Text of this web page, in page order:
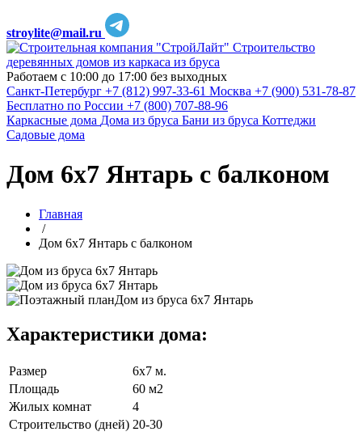
stroylite@mail.ru
Строительство
деревянных домов из каркаса из бруса
Работаем с 10:00 до 17:00 без выходных
Санкт-Петербург +7 (812) 997-33-61 Москва +7 (900) 531-78-87
Бесплатно по России +7 (800) 707-88-96
Каркасные дома Дома из бруса Бани из бруса Коттеджи
Садовые дома
Дом 6х7 Янтарь с балконом
Главная
/
Дом 6х7 Янтарь с балконом
Характеристики дома:
Размер
6х7 м.
Площадь
60 м2
Жилых комнат
4
Строительство (дней) 20-30